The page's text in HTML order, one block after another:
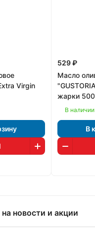
Virgin
529 ₽
Масло
жарки
В наличии
В
на новости и акции